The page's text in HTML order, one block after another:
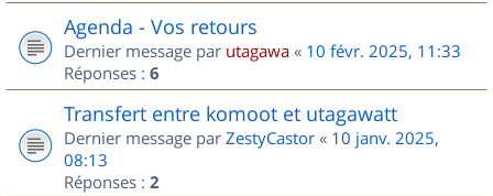
Agenda - Vos retours
Dernier message par utagawa « 10 févr. 2025, 11:33
Réponses : 6
Transfert entre komoot et utagawatt
Dernier message par ZestyCastor « 10 janv. 2025,
08:13
Réponses : 2